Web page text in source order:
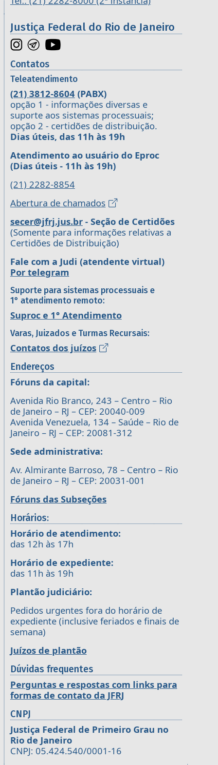
Justiça Federal do Rio de Janeiro
Contatos
Teleatendimento
(21) 3812-8604 (PABX)
opção 1 - informações diversas e
suporte aos sistemas processuais;
opção 2 - certidões de distribuição.
Dias úteis, das 11h às 19h
Atendimento ao usuário do Eproc
(Dias úteis - 11h às 19h)
(21) 2282-8854
Abertura de chamados
secer@jfrj.jus.br - Seção de Certidões
(Somente para informações relativas a
Certidões de Distribuição)
Fale com a Judi (atendente virtual)
Por telegram
Suporte para sistemas processuais e
1° atendimento remoto:
Suproc e 1° Atendimento
Varas, Juizados e Turmas Recursais:
Contatos dos juízos
Endereços
Fóruns da capital:
Avenida Rio Branco, 243 – Centro – Rio
de Janeiro – RJ – CEP: 20040-009
Avenida Venezuela, 134 – Saúde – Rio de
Janeiro – RJ – CEP: 20081-312
Sede administrativa:
Av. Almirante Barroso, 78 – Centro – Rio
de Janeiro – RJ – CEP: 20031-001
Fóruns das Subseções
Horários:
Horário de atendimento:
das 12h às 17h
Horário de expediente:
das 11h às 19h
Plantão judiciário:
Pedidos urgentes fora do horário de
expediente (inclusive feriados e finais de
semana)
Juízos de plantão
Dúvidas frequentes
Perguntas e respostas com links para
formas de contato da JFRJ
CNPJ
Justiça Federal de Primeiro Grau no
Rio de Janeiro
CNPJ: 05.424.540/0001-16